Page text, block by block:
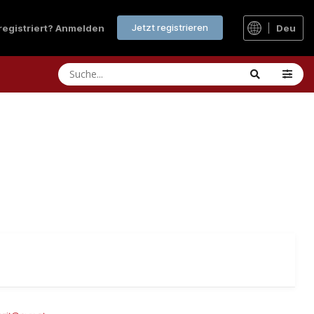
Anmelden Jetzt registrieren Deu